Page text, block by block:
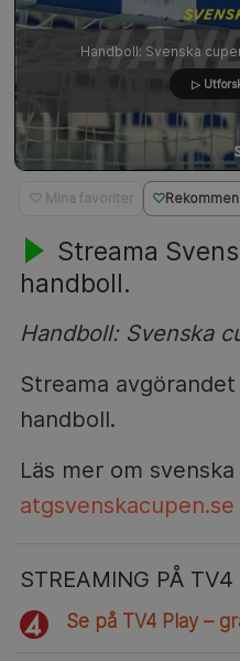
♡ Mina favoriter
Streama
handboll.
Handboll: Svenska
Streama
handboll.
Läs mer om
atgsvenskacupen.se
Handboll: Svenska
▷
STREAMING PÅ TV4
Se på TV4 Play –